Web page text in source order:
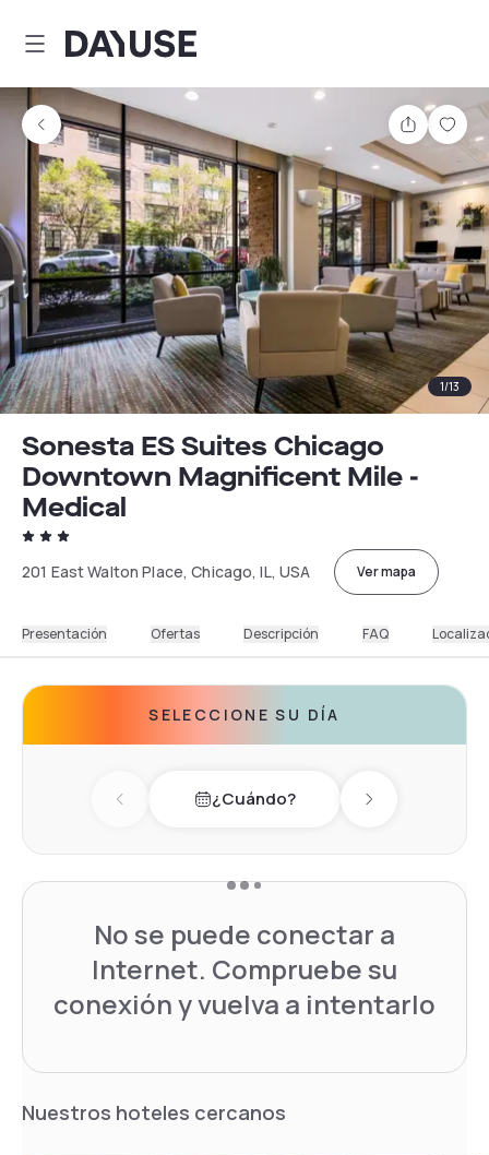
Dayuse
1/13
Sonesta ES Suites Chicago
Downtown Magnificent Mile -
Medical
201 East Walton Place, Chicago, IL, USA Ver mapa
Presentación Ofertas Descripción FAQ
SELECCIONE SU DÍA
Previous day¿Cuándo? Next day
No se puede conectar a
Internet. Compruebe su
conexión y vuelva a intentarlo
Nuestros hoteles cercanos